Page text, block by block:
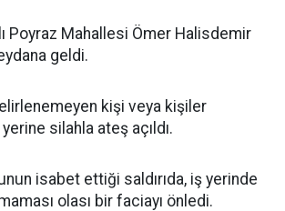
Poyraz Mahallesi Ömer Halisdemir
geldi.
kişi veya kişiler
silahla ateş açıldı.
isabet ettiği saldırıda, iş yerinde
olası bir faciayı önledi.